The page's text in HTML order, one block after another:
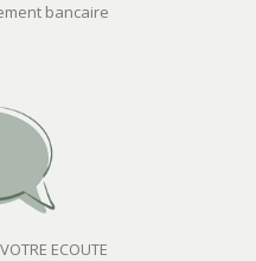
bancaire
ECOUTE